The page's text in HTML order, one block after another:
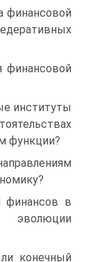
финансовой
финансовой
институты
функции?
финансов в
эволюции
конечный